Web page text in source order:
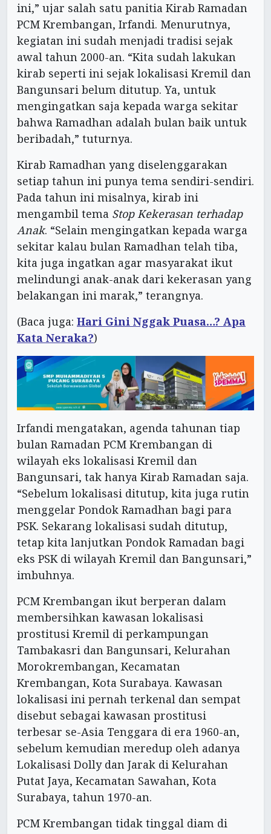
ini,” ujar salah satu panitia Kirab Ramadan
PCM Krembangan, Irfandi. Menurutnya,
kegiatan ini sudah menjadi tradisi sejak
awal tahun 2000-an. “Kita sudah lakukan
kirab seperti ini sejak lokalisasi Kremil dan
Bangunsari belum ditutup. Ya, untuk
mengingatkan saja kepada warga sekitar
bahwa Ramadhan adalah bulan baik untuk
beribadah,” tuturnya.
Kirab Ramadhan yang diselenggarakan
setiap tahun ini punya tema sendiri-sendiri.
Pada tahun ini misalnya, kirab ini
mengambil tema StopKekerasan terhadap
Anak. “Selain mengingatkan kepada warga
sekitar kalau bulan Ramadhan telah tiba,
kita juga ingatkan agar masyarakat ikut
melindungi anak-anak dari kekerasan yang
belakangan ini marak,” terangnya.
(Baca juga: Hari Gini Nggak Puasa…? Apa
Kata Neraka?)
Irfandi mengatakan, agenda tahunan tiap
bulan Ramadan PCM Krembangan di
wilayah eks lokalisasi Kremil dan
Bangunsari, tak hanya Kirab Ramadan saja.
“Sebelum lokalisasi ditutup, kita juga rutin
menggelar Pondok Ramadhan bagi para
PSK. Sekarang lokalisasi sudah ditutup,
tetap kita lanjutkan Pondok Ramadan bagi
eks PSK di wilayah Kremil dan Bangunsari,”
imbuhnya.
PCM Krembangan ikut berperan dalam
membersihkan kawasan lokalisasi
prostitusi Kremil di perkampungan
Tambakasri dan Bangunsari, Kelurahan
Morokrembangan, Kecamatan
Krembangan, Kota Surabaya. Kawasan
lokalisasi ini pernah terkenal dan sempat
disebut sebagai kawasan prostitusi
terbesar se-Asia Tenggara di era 1960-an,
sebelum kemudian meredup oleh adanya
Lokalisasi Dolly dan Jarak di Kelurahan
Putat Jaya, Kecamatan Sawahan, Kota
Surabaya, tahun 1970-an.
PCM Krembangan tidak tinggal diam di